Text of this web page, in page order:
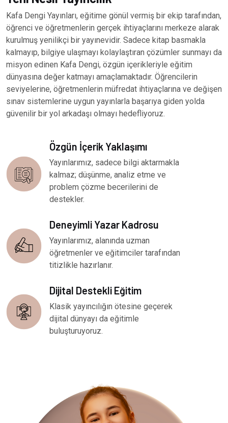
Kafa Dengi Yayınları, eğitime gönül vermiş bir ekip tarafından,
öğrenci ve öğretmenlerin gerçek ihtiyaçlarını merkeze alarak
kurulmuş yenilikçi bir yayınevidir. Sadece kitap basmakla
kalmayıp, bilgiye ulaşmayı kolaylaştıran çözümler sunmayı da
misyon edinen Kafa Dengi, özgün içerikleriyle eğitim
dünyasına değer katmayı amaçlamaktadır. Öğrencilerin
seviyelerine, öğretmenlerin müfredat ihtiyaçlarına ve değişen
sınav sistemlerine uygun yayınlarla başarıya giden yolda
güvenilir bir yol arkadaşı olmayı hedefliyoruz.
Özgün İçerik Yaklaşımı
Yayınlarımız, sadece bilgi aktarmakla
kalmaz; düşünme, analiz etme ve
problem çözme becerilerini de
destekler.
Deneyimli Yazar Kadrosu
Yayınlarımız, alanında uzman
öğretmenler ve eğitimciler tarafından
titizlikle hazırlanır.
Dijital Destekli Eğitim
Klasik yayıncılığın ötesine geçerek
dijital dünyayı da eğitimle
buluşturuyoruz.